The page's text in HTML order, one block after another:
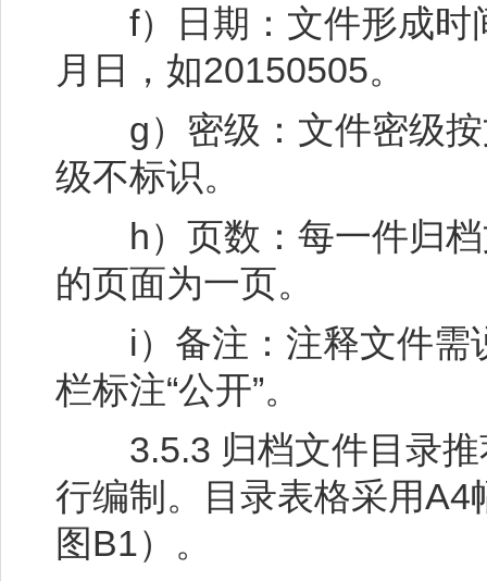
f）日期：文件形成时
月日，如20150505。
g）密级：文件密级按
级不标识。
h）页数：每一件归档
的页面为一页。
i）备注：注释文件需
栏标注“公开”。
3.5.3 归档文件目录推
行编制。目录表格采用
图B1）。